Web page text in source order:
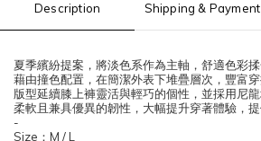
Description Shipping & Payment
夏季繽紛提案，將淡色系作為主軸，舒適色彩
藉由撞色配置，在簡潔外表下堆疊層次，豐富穿
版型延續膝上褲靈活與輕巧的個性，並採用尼龍
柔軟且兼具優異的韌性，大幅提升穿著體驗，提
-
Size ： M / L